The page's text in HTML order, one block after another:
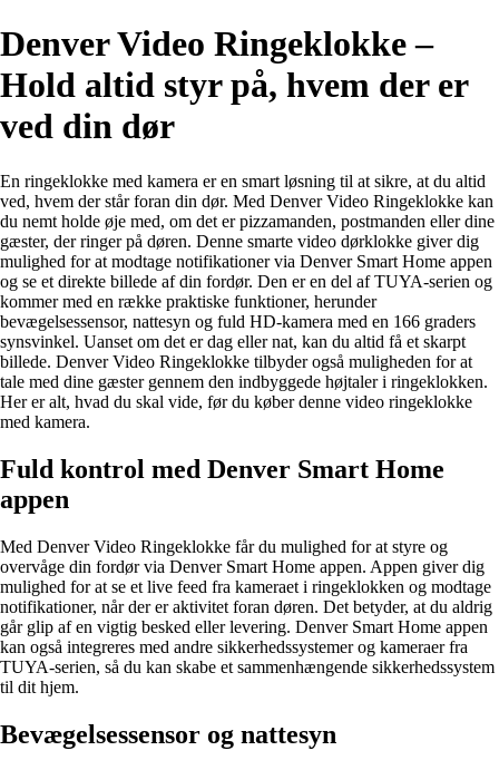
Denver Video Ringeklokke –
Hold altid styr på, hvem der er
ved din dør
En ringeklokke med kamera er en smart løsning til at sikre, at du altid
ved, hvem der står foran din dør. Med Denver Video Ringeklokke kan
du nemt holde øje med, om det er pizzamanden, postmanden eller dine
gæster, der ringer på døren. Denne smarte video dørklokke giver dig
mulighed for at modtage notifikationer via Denver Smart Home appen
og se et direkte billede af din fordør. Den er en del af TUYA-serien og
kommer med en række praktiske funktioner, herunder
bevægelsessensor, nattesyn og fuld HD-kamera med en 166 graders
synsvinkel. Uanset om det er dag eller nat, kan du altid få et skarpt
billede. Denver Video Ringeklokke tilbyder også muligheden for at
tale med dine gæster gennem den indbyggede højtaler i ringeklokken.
Her er alt, hvad du skal vide, før du køber denne video ringeklokke
med kamera.
Fuld kontrol med Denver Smart Home
appen
Med Denver Video Ringeklokke får du mulighed for at styre og
overvåge din fordør via Denver Smart Home appen. Appen giver dig
mulighed for at se et live feed fra kameraet i ringeklokken og modtage
notifikationer, når der er aktivitet foran døren. Det betyder, at du aldrig
går glip af en vigtig besked eller levering. Denver Smart Home appen
kan også integreres med andre sikkerhedssystemer og kameraer fra
TUYA-serien, så du kan skabe et sammenhængende sikkerhedssystem
til dit hjem.
Bevægelsessensor og nattesyn